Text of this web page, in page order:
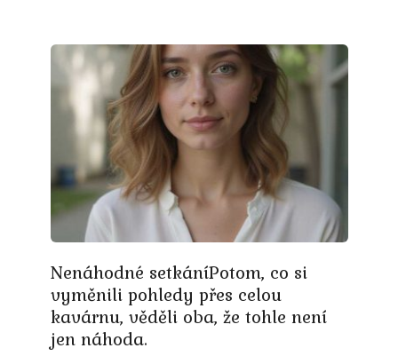
Nenáhodné setkáníPotom, co si
vyměnili pohledy přes celou
kavárnu, věděli oba, že tohle není
jen náhoda.